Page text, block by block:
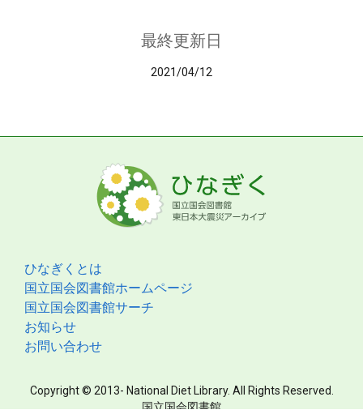
最終更新日
2021/04/12
ひなぎくとは
国立国会図書館ホームページ
国立国会図書館サーチ
お知らせ
お問い合わせ
Copyright © 2013- National Diet Library. All Rights Reserved.